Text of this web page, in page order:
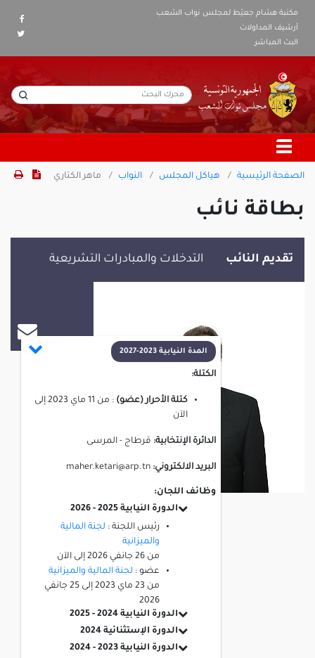
مكتبة هشام جعيّط لمجلس نواب الشعب
أرشيف المداولات
البث المباشر
الصفحة الرئيسية هياكل المجلس النواب ماهر الكتاري
بطاقة نائب
تقديم النائب التدخلات والمبادرات التشريعية
المدة النيابية 2023-2027
الكتلة:
كتلة الأحرار (عضو): من 11 ماي 2023
إلى
الآن
الدائرة الإنتخابية: قرطاج - المرسى
البريد الالكتروني: maher.ketari@arp.tn
وظائف اللجان:
الدورة النيابية 2025 - 2026
رئيس اللجنة : لجنة المالية
والميزانية
من26 جانفي 2026 إلىالآن
عضو : لجنة المالية والميزانية
من 23 ماي 2023 إلى
25 جانفي
2026
الدورة النيابية 2024 - 2025
الدورة الإستثنائية 2024
الدورة النيابية 2023 - 2024